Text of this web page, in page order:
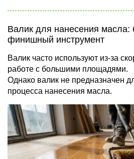
Валик для нанесения масла:
финишный инструмент
Валик часто используют из-за
работе с большими площадями.
Однако валик не предназначен
процесса нанесения масла.